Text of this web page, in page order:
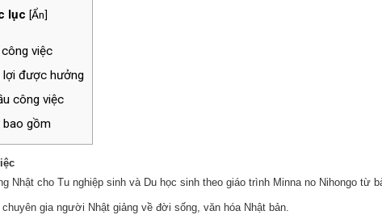
lục [Ẩn]
việc
lợi được hưởng
công việc
gồm
Nhật cho Tu nghiệp sinh và Du học sinh theo giáo trình Minna no Nihongo từ
gia người Nhật giảng về đời sống, văn hóa Nhật bản.